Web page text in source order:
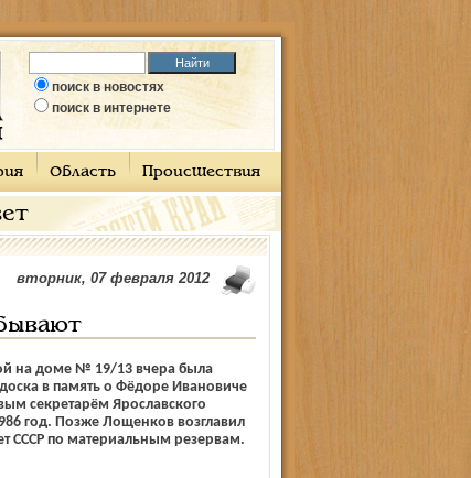
поиск в новостях
поиск в интернете
Область Происшествия
вторник, 07 февраля 2012
на доме № 19/13 вчера была
в память о Фёдоре Ивановиче
секретарём Ярославского
год. Позже Лощенков возглавил
СССР по материальным резервам.